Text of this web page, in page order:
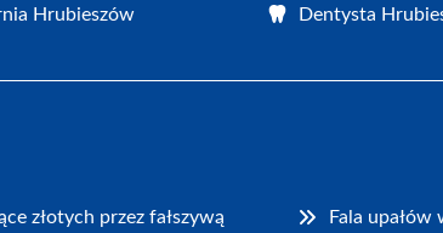
Hrubieszów Dentysta
złotych przez fałszywą
Fala